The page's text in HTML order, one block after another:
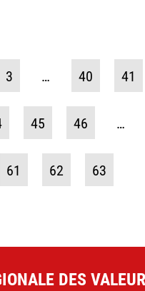
3 … 40 41
45 46 …
61 62 63
DES